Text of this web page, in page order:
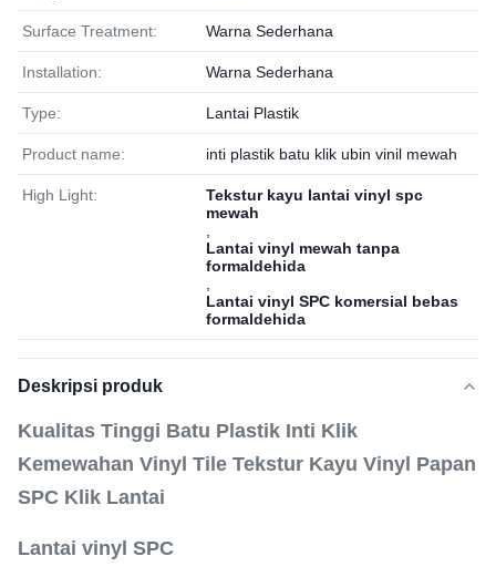
Surface Treatment: Warna Sederhana
Installation: Warna Sederhana
Type: Lantai Plastik
Product name: inti plastik batu klik ubin vinil mewah
High Light:
Tekstur kayu lantai vinyl spc
mewah
Lantai vinyl mewah tanpa
formaldehida
Lantai vinyl SPC komersial bebas
formaldehida
Deskripsi produk
Kualitas Tinggi Batu Plastik Inti Klik
Kemewahan Vinyl Tile Tekstur Kayu Vinyl Papan
SPC Klik Lantai
Lantai vinyl SPC